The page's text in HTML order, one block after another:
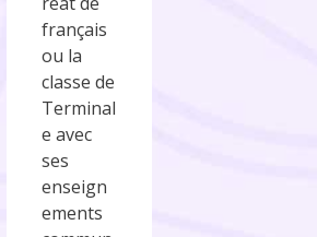
français
ou la
classe de
Terminal
e avec
ses
enseign
ements